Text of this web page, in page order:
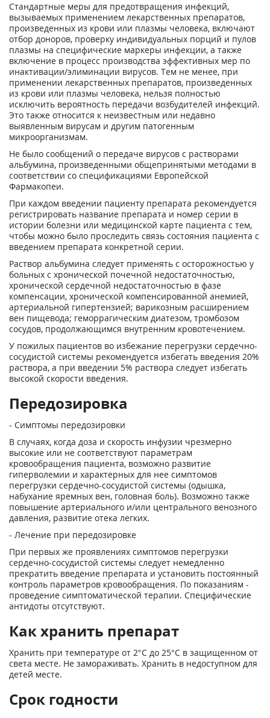
Стандартные меры для предотвращения инфекций,
вызываемых применением лекарственных препаратов,
произведенных из крови или плазмы человека, включают
отбор доноров, проверку индивидуальных порций и пулов
плазмы на специфические маркеры инфекции, а также
включение в процесс производства эффективных мер по
инактивации/элиминации вирусов. Тем не менее, при
применении лекарственных препаратов, произведенных
из крови или плазмы человека, нельзя полностью
исключить вероятность передачи возбудителей инфекций.
Это также относится к неизвестным или недавно
выявленным вирусам и другим патогенным
микроорганизмам.
Не было сообщений о передаче вирусов с растворами
альбумина, произведенными общепринятыми методами в
соответствии со спецификациями Европейской
Фармакопеи.
При каждом введении пациенту препарата рекомендуется
регистрировать название препарата и номер серии в
истории болезни или медицинской карте пациента с тем,
чтобы можно было проследить связь состояния пациента с
введением препарата конкретной серии.
Раствор альбумина следует применять с осторожностью у
больных с хронической почечной недостаточностью,
хронической сердечной недостаточностью в фазе
компенсации, хронической компенсированной анемией,
артериальной гипертензией; варикозным расширением
вен пищевода; геморрагическим диатезом, тромбозом
сосудов, продолжающимся внутренним кровотечением.
У пожилых пациентов во избежание перегрузки сердечно-
сосудистой системы рекомендуется избегать введения 20%
раствора, а при введении 5% раствора следует избегать
высокой скорости введения.
Передозировка
- Симптомы передозировки
В случаях, когда доза и скорость инфузии чрезмерно
высокие или не соответствуют параметрам
кровообращения пациента, возможно развитие
гиперволемии и характерных для нее симптомов
перегрузки сердечно-сосудистой системы (одышка,
набухание яремных вен, головная боль). Возможно также
повышение артериального и/или центрального венозного
давления, развитие отека легких.
- Лечение при передозировке
При первых же проявлениях симптомов перегрузки
сердечно-сосудистой системы следует немедленно
прекратить введение препарата и установить постоянный
контроль параметров кровообращения. По показаниям -
проведение симптоматической терапии. Специфические
антидоты отсутствуют.
Как хранить препарат
Хранить при температуре от 2°С до 25°С в защищенном от
света месте. Не замораживать. Хранить в недоступном для
детей месте.
Срок годности